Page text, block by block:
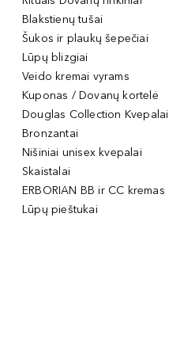
Blakstienų tušai
Šukos ir plaukų šepečiai
Lūpų blizgiai
Veido kremai vyrams
Kuponas / Dovanų kortelė
Douglas Collection Kvepalai
Bronzantai
Nišiniai unisex kvepalai
Skaistalai
ERBORIAN BB ir CC kremas
Lūpų pieštukai